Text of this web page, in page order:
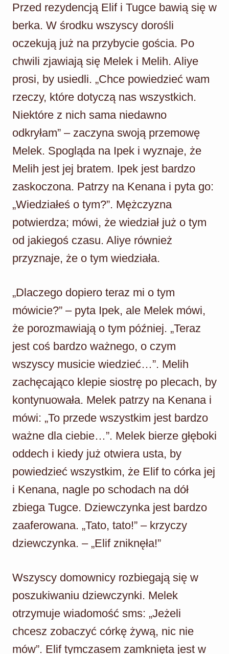
Przed rezydencją Elif i Tugce bawią się w
berka. W środku wszyscy dorośli
oczekują już na przybycie gościa. Po
chwili zjawiają się Melek i Melih. Aliye
prosi, by usiedli. „Chce powiedzieć wam
rzeczy, które dotyczą nas wszystkich.
Niektóre z nich sama niedawno
odkryłam” – zaczyna swoją przemowę
Melek. Spogląda na Ipek i wyznaje, że
Melih jest jej bratem. Ipek jest bardzo
zaskoczona. Patrzy na Kenana i pyta go:
„Wiedziałeś o tym?”. Mężczyzna
potwierdza; mówi, że wiedział już o tym
od jakiegoś czasu. Aliye również
przyznaje, że o tym wiedziała.
„Dlaczego dopiero teraz mi o tym
mówicie?” – pyta Ipek, ale Melek mówi,
że porozmawiają o tym później. „Teraz
jest coś bardzo ważnego, o czym
wszyscy musicie wiedzieć…”. Melih
zachęcająco klepie siostrę po plecach, by
kontynuowała. Melek patrzy na Kenana i
mówi: „To przede wszystkim jest bardzo
ważne dla ciebie…”. Melek bierze głęboki
oddech i kiedy już otwiera usta, by
powiedzieć wszystkim, że Elif to córka jej
i Kenana, nagle po schodach na dół
zbiega Tugce. Dziewczynka jest bardzo
zaaferowana. „Tato, tato!” – krzyczy
dziewczynka. – „Elif zniknęła!”
Wszyscy domownicy rozbiegają się w
poszukiwaniu dziewczynki. Melek
otrzymuje wiadomość sms: „Jeżeli
chcesz zobaczyć córkę żywą, nic nie
mów”. Elif tymczasem zamknięta jest w